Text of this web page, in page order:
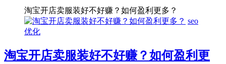
淘宝开店卖服装好不好赚？如何盈利更多？
seo
优化
淘宝开店卖服装好不好赚？如何盈利更